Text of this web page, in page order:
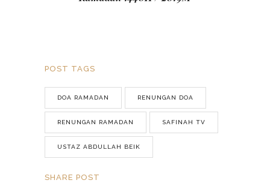
POST TAGS
DOA RAMADAN RENUNGAN DOA
RENUNGAN RAMADAN SAFINAH TV
USTAZ ABDULLAH BEIK
SHARE POST